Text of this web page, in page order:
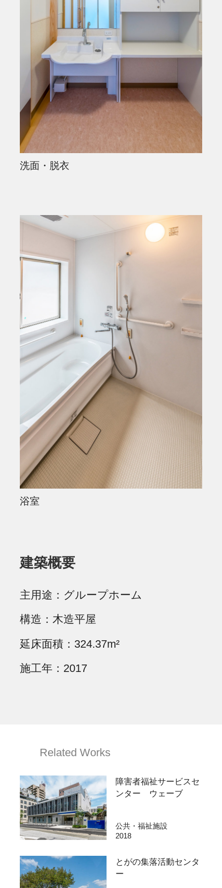
洗面・脱衣
浴室
建築概要
主用途
グループホーム
構造
木造平屋
延床面積
324.37m²
施工年
2017
Related Works
障害者福祉サービスセ
ンター ウェーブ
公共・福祉施設
2018
とがの集落活動センタ
ー